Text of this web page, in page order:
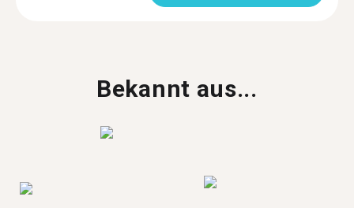
Bekannt aus...